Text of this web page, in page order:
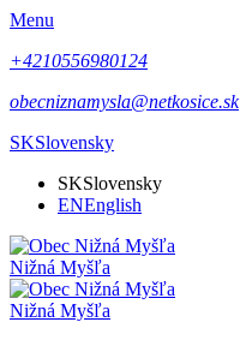
Menu
+4210556980124
obecniznamysla@netkosice.sk
SKSlovensky
SKSlovensky
ENEnglish
Nižná Myšľa
Nižná Myšľa